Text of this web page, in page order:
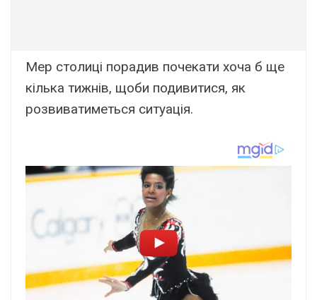
Мер столиці порадив почекати хоча б ще
кілька тижнів, щоби подивитися, як
розвиватиметься ситуація.